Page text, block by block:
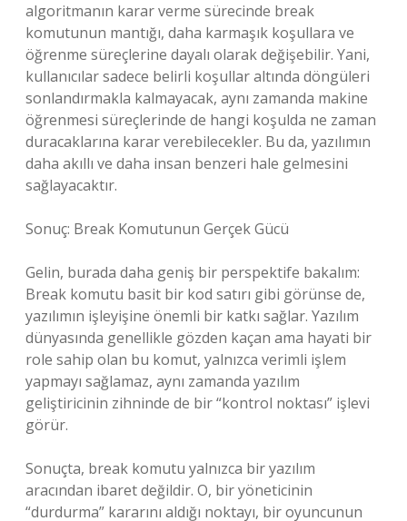
algoritmanın karar verme sürecinde break
komutunun mantığı, daha karmaşık koşullara ve
öğrenme süreçlerine dayalı olarak değişebilir. Yani,
kullanıcılar sadece belirli koşullar altında döngüleri
sonlandırmakla kalmayacak, aynı zamanda makine
öğrenmesi süreçlerinde de hangi koşulda ne zaman
duracaklarına karar verebilecekler. Bu da, yazılımın
daha akıllı ve daha insan benzeri hale gelmesini
sağlayacaktır.
Sonuç: Break Komutunun Gerçek Gücü
Gelin, burada daha geniş bir perspektife bakalım:
Break komutu basit bir kod satırı gibi görünse de,
yazılımın işleyişine önemli bir katkı sağlar. Yazılım
dünyasında genellikle gözden kaçan ama hayati bir
role sahip olan bu komut, yalnızca verimli işlem
yapmayı sağlamaz, aynı zamanda yazılım
geliştiricinin zihninde de bir “kontrol noktası” işlevi
görür.
Sonuçta, break komutu yalnızca bir yazılım
aracından ibaret değildir. O, bir yöneticinin
“durdurma” kararını aldığı noktayı, bir oyuncunun